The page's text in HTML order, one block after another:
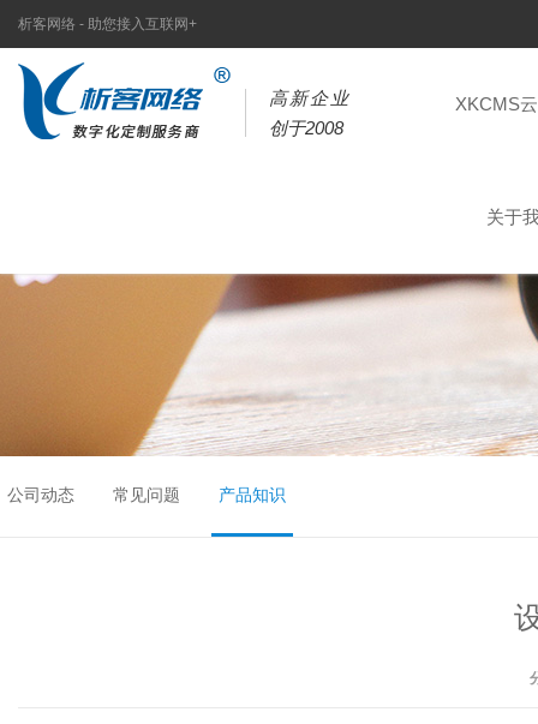
析客网络 - 助您接入互联网+
高新企业
创于2008
XKCMS
关于
公司动态 常见问题 产品知识